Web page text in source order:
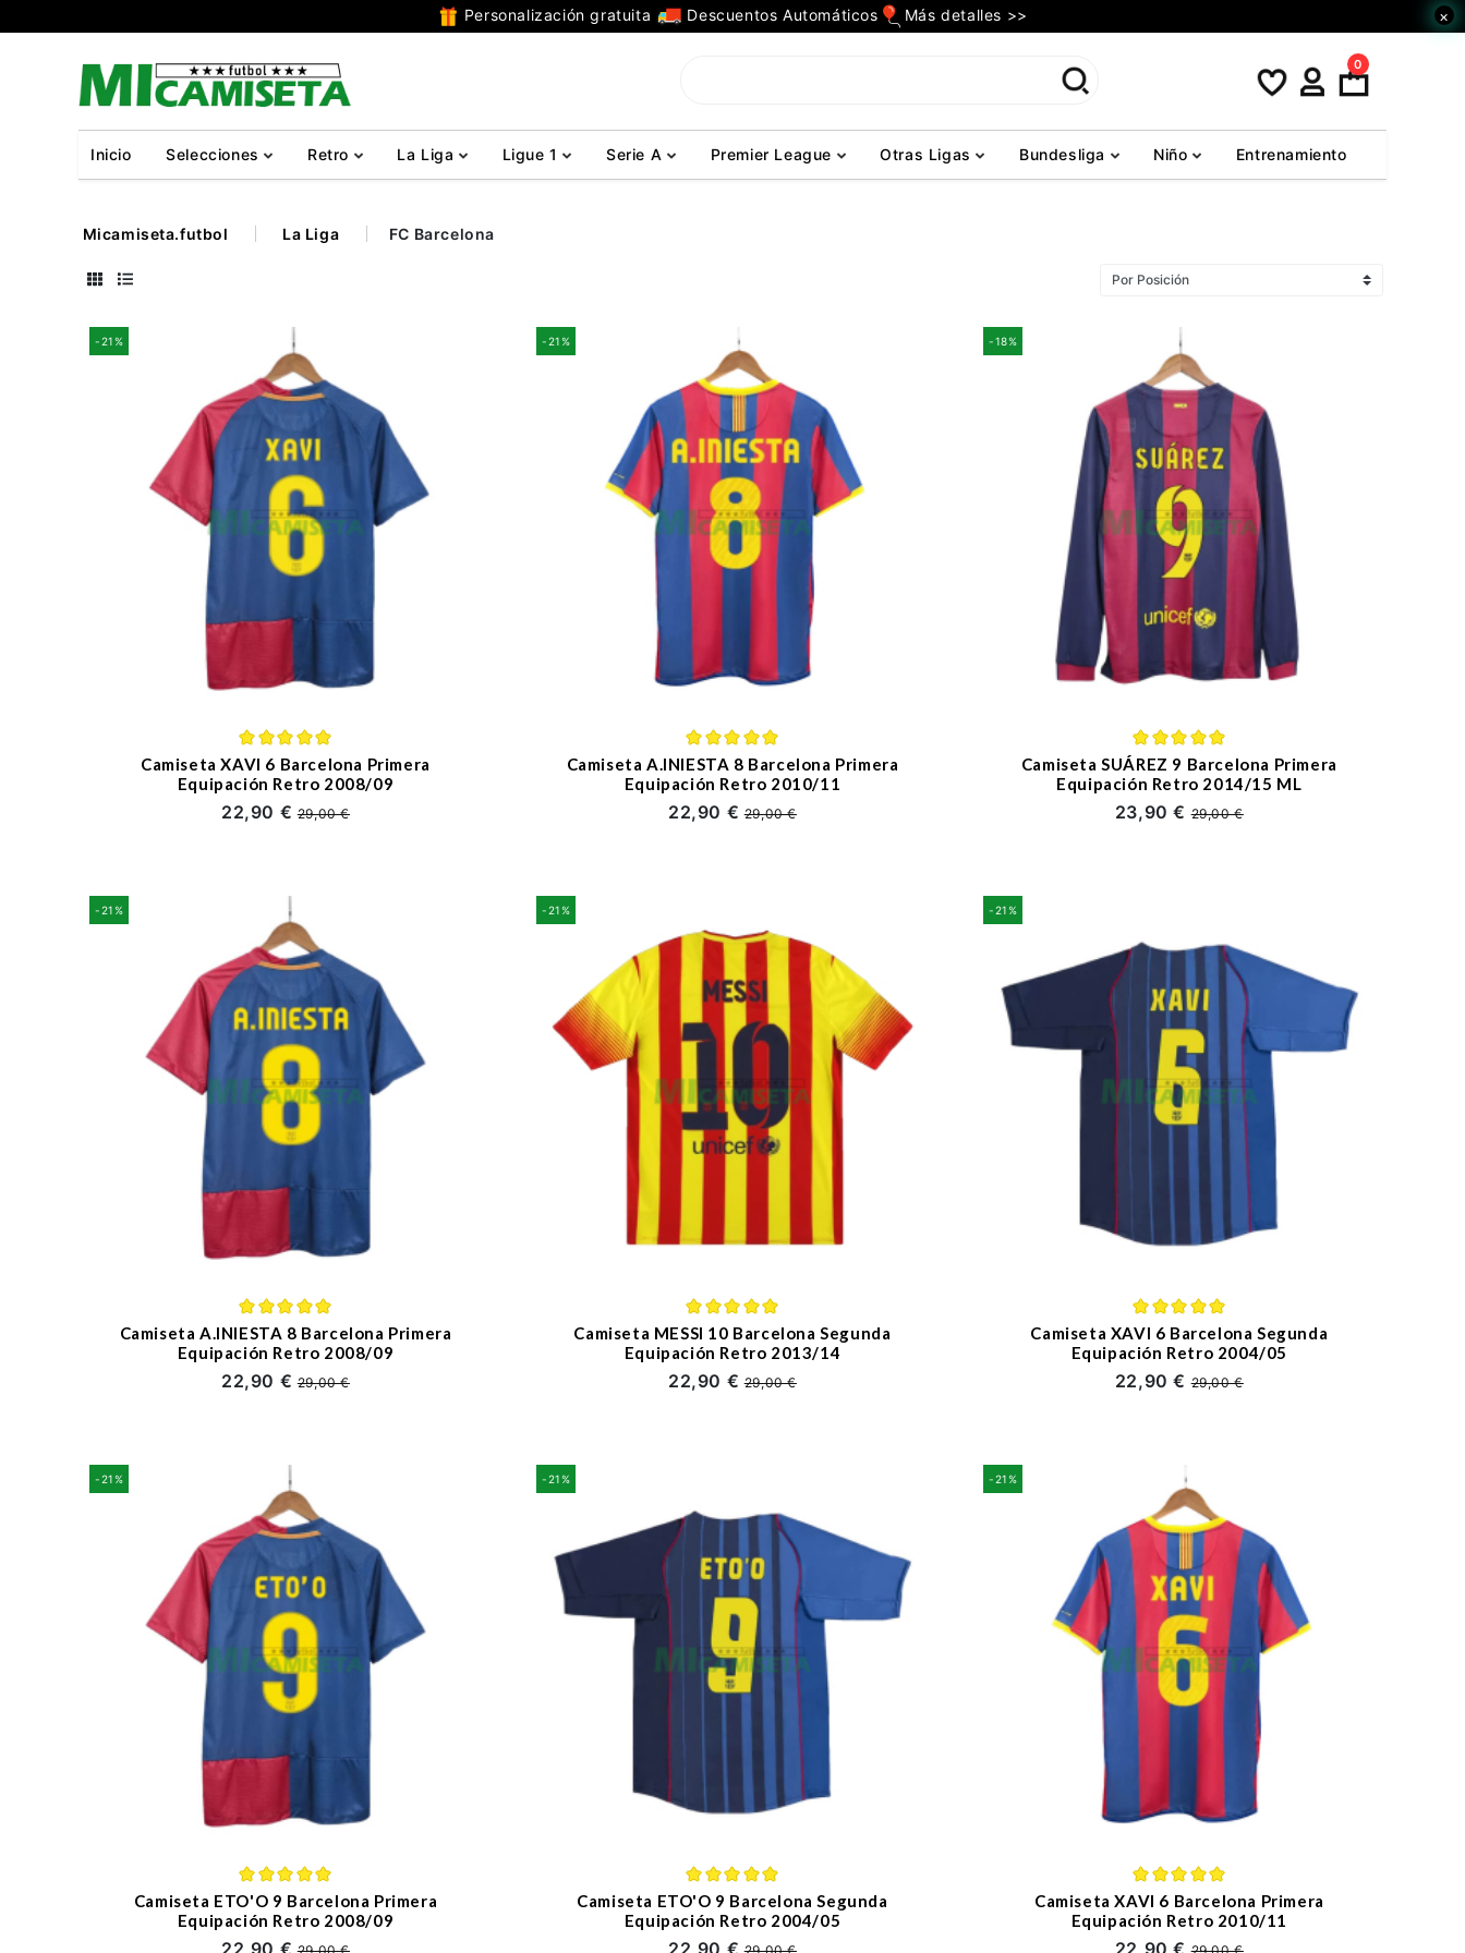
Personalización gratuita Descuentos Automáticos Más detalles >> ×
0
Inicio Selecciones Retro La Liga Ligue 1 Serie A Premier League Otras Ligas Bundesliga Niño Entrenamiento
Micamiseta.futbol La Liga FC Barcelona
-21%
Camiseta XAVI 6 Barcelona Primera
Equipación Retro 2008/09
22,90 €29,00 €
-21%
Camiseta A.INIESTA 8 Barcelona Primera
Equipación Retro 2010/11
22,90 €29,00 €
-18%
Camiseta SUÁREZ 9 Barcelona Primera
Equipación Retro 2014/15 ML
23,90 €29,00 €
-21%
Camiseta A.INIESTA 8 Barcelona Primera
Equipación Retro 2008/09
22,90 €29,00 €
-21%
Camiseta MESSI 10 Barcelona Segunda
Equipación Retro 2013/14
22,90 €29,00 €
-21%
Camiseta XAVI 6 Barcelona Segunda
Equipación Retro 2004/05
22,90 €29,00 €
-21%
Camiseta ETO'O 9 Barcelona Primera
Equipación Retro 2008/09
-21%
Camiseta ETO'O 9 Barcelona Segunda
Equipación Retro 2004/05
-21%
Camiseta XAVI 6 Barcelona Primera
Equipación Retro 2010/11